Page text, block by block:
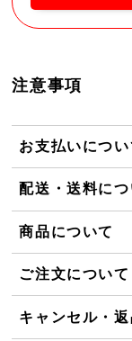
注意事項
お支払いについ
配送・送料につ
商品について
ご注文について
キャンセル・